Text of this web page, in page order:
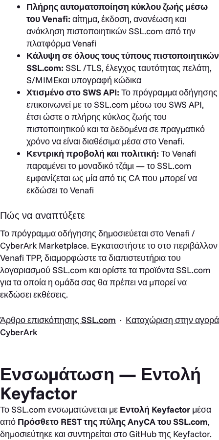
Πλήρης αυτοματοποίηση κύκλου ζωής μέσω
του Venafi: αίτημα, έκδοση, ανανέωση και
ανάκληση πιστοποιητικών SSL.com από την
πλατφόρμα Venafi
Κάλυψη σε όλους τους τύπους πιστοποιητικών
SSL.com: SSL /TLS, έλεγχος ταυτότητας πελάτη,
S/MIMEκαι υπογραφή κώδικα
Χτισμένο στο SWS API: Το πρόγραμμα οδήγησης
επικοινωνεί με το SSL.com μέσω του SWS API,
έτσι ώστε ο πλήρης κύκλος ζωής του
πιστοποιητικού και τα δεδομένα σε πραγματικό
χρόνο να είναι διαθέσιμα μέσα στο Venafi.
Κεντρική προβολή και πολιτική: Το Venafi
παραμένει το μοναδικό τζάμι — το SSL.com
εμφανίζεται ως μία από τις CA που μπορεί να
εκδώσει το Venafi
Πώς να αναπτύξετε
Το πρόγραμμα οδήγησης δημοσιεύεται στο Venafi /
CyberArk Marketplace. Εγκαταστήστε το στο περιβάλλον
Venafi TPP, διαμορφώστε τα διαπιστευτήρια του
λογαριασμού SSL.com και ορίστε τα προϊόντα SSL.com
για τα οποία η ομάδα σας θα πρέπει να μπορεί να
εκδώσει εκθέσεις.
Άρθρο επισκόπησης SSL.com · Καταχώριση στην αγορά
CyberArk
Ενσωμάτωση — Εντολή
Keyfactor
Το SSL.com ενσωματώνεται με Εντολή Keyfactor μέσα
από Πρόσθετο REST της πύλης AnyCA του SSL.com,
δημοσιεύτηκε και συντηρείται στο GitHub της Keyfactor.